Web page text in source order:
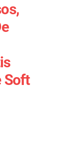
Soft